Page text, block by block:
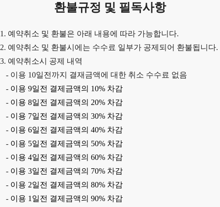
환불규정 및 필독사항
1. 예약취소 및 환불은 아래 내용에 따라 가능합니다.
2. 예약취소 및 환불시에는 수수료 일부가 공제되어 환불됩니다.
3. 예약취소시 공제 내역
- 이용 10일전까지 결재금액에 대한 취소 수수료 없음
- 이용 9일전 결제금액의 10% 차감
- 이용 8일전 결제금액의 20% 차감
- 이용 7일전 결제금액의 30% 차감
- 이용 6일전 결제금액의 40% 차감
- 이용 5일전 결제금액의 50% 차감
- 이용 4일전 결제금액의 60% 차감
- 이용 3일전 결제금액의 70% 차감
- 이용 2일전 결제금액의 80% 차감
- 이용 1 일전 결제금액의 90% 차감